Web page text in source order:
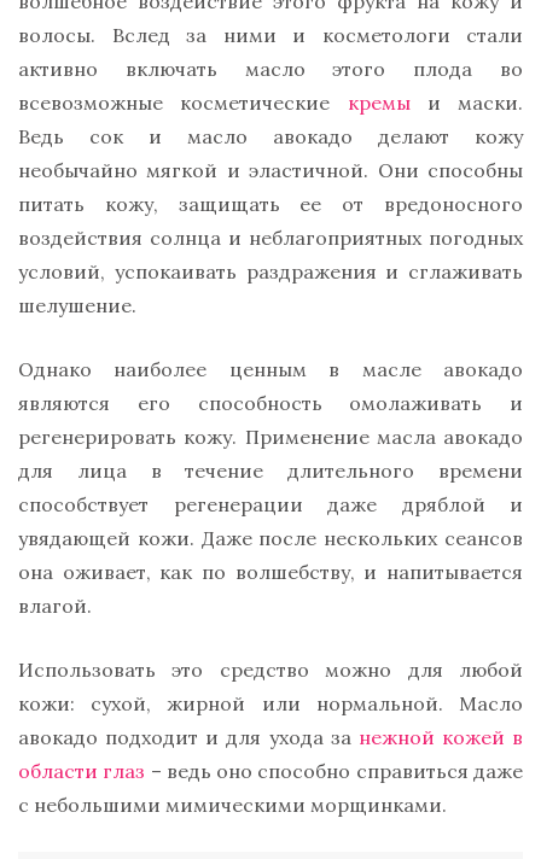
волосы. Вслед за ними и косметологи стали
активно включать масло этого плода во
всевозможные косметические кремыи маски.
Ведь сок и масло авокадо делают кожу
необычайно мягкой и эластичной. Они способны
питать кожу, защищать ее от вредоносного
воздействия солнца и неблагоприятных погодных
условий, успокаивать раздражения и сглаживать
шелушение.
Однако наиболее ценным в масле авокадо
являются его способность омолаживать и
регенерировать кожу. Применение масла авокадо
для лица в течение длительного времени
способствует регенерации даже дряблой и
увядающей кожи. Даже после нескольких сеансов
она оживает, как по волшебству, и напитывается
влагой.
Использовать это средство можно для любой
кожи: сухой, жирной или нормальной. Масло
авокадо подходит и для ухода за нежной кожей в
области глаз – ведь оно способно справиться даже
с небольшими мимическими морщинками.